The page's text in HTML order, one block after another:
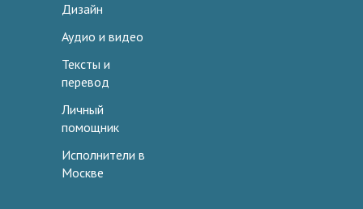
Дизайн
Аудио и видео
Тексты и
перевод
Личный
помощник
Исполнители в
Москве